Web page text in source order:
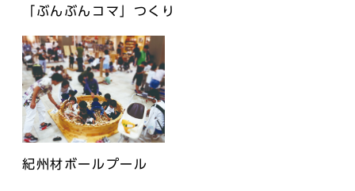
「ぶんぶんコマ」つくり
紀州材ボールプール